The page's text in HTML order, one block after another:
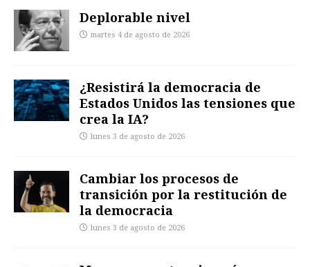
Deplorable nivel
martes 4 de agosto de 2026
¿Resistirá la democracia de
Estados Unidos las tensiones que
crea la IA?
lunes 3 de agosto de 2026
Cambiar los procesos de
transición por la restitución de
la democracia
lunes 3 de agosto de 2026